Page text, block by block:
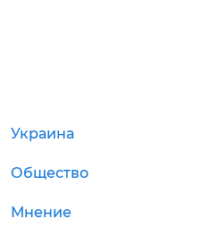
Украина
Общество
Мнение